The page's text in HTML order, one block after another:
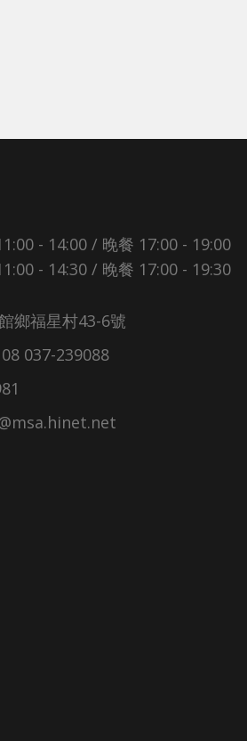
- 14:00 / 晚餐 17:00 - 19:00
- 14:30 / 晚餐 17:00 - 19:30
鄉福星村43-6號
037-239088